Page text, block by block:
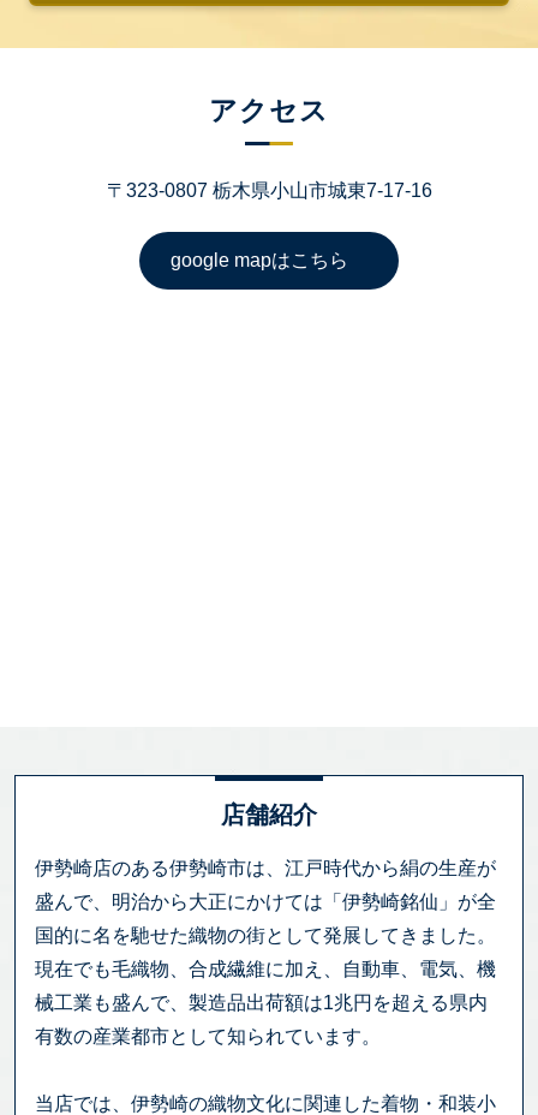
アクセス
〒323-0807 栃木県小山市城東7-17-16
google mapはこちら
店舗紹介
伊勢崎店のある伊勢崎市は、江戸時代から絹の生産が
盛んで、明治から大正にかけては「伊勢崎銘仙」が全
国的に名を馳せた織物の街として発展してきました。
現在でも毛織物、合成繊維に加え、自動車、電気、機
械工業も盛んで、製造品出荷額は1兆円を超える県内
有数の産業都市として知られています。
当店では、伊勢崎の織物文化に関連した着物・和装小